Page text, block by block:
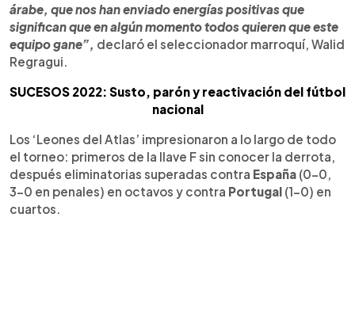
árabe, que nos han enviado energías positivas que
significan que en algún momento todos quieren que este
equipo gane”, declaró el seleccionador marroquí, Walid
Regragui.
SUCESOS 2022: Susto, parón y reactivación del fútbol
nacional
Los ‘Leones del Atlas’ impresionaron a lo largo de todo
el torneo: primeros de la llave F sin conocer la derrota,
después eliminatorias superadas contra España (0-0,
3-0 en penales) en octavos y contra Portugal (1-0) en
cuartos.